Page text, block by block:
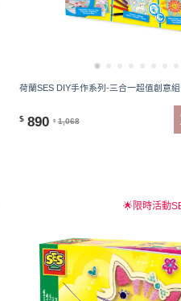
荷蘭SES DIY手作系列-三合一超值創意
$ 890 $ 1,068
🌟限時活動